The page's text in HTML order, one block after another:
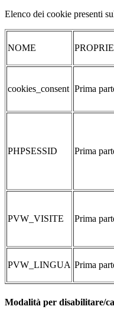
Elenco dei cookie presenti
NOME
cookies_consent Prima
PHPSESSID Prima
PVW_VISITE Prima
PVW_LINGUA Prima
Modalità per disabilitare/